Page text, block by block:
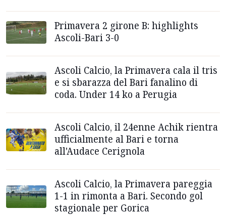
Primavera 2 girone B: highlights
Ascoli-Bari 3-0
Ascoli Calcio, la Primavera cala il tris
e si sbarazza del Bari fanalino di
coda. Under 14 ko a Perugia
Ascoli Calcio, il 24enne Achik rientra
ufficialmente al Bari e torna
all'Audace Cerignola
Ascoli Calcio, la Primavera pareggia
1-1 in rimonta a Bari. Secondo gol
stagionale per Gorica